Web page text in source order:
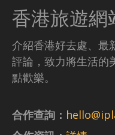
香港旅遊網
介紹香港好去處、最
評論，致力將生活的
點歡樂。
合作查詢：